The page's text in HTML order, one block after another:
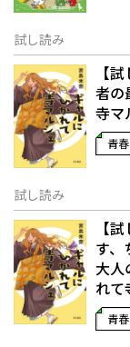
試し読み
【
者の
寺マ
青春
試し読み
【
す、
大
れて
青春